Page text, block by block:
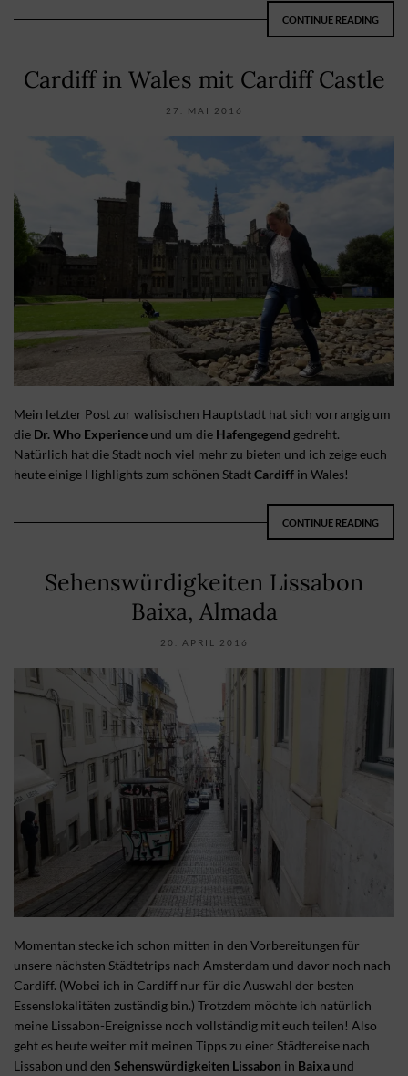
CONTINUE READING
Cardiff in Wales mit Cardiff Castle
27. MAI 2016
Mein letzter Post zur walisischen Hauptstadt hat sich vorrangig um
die Dr. Who Experience und um die Hafengegend gedreht.
Natürlich hat die Stadt noch viel mehr zu bieten und ich zeige euch
heute einige Highlights zum schönen StadtCardiff in Wales!
CONTINUE READING
Sehenswürdigkeiten Lissabon
Baixa, Almada
20. APRIL 2016
Momentan stecke ich schon mitten in den Vorbereitungen für
unsere nächsten Städtetrips nach Amsterdam und davor noch nach
Cardiff. (Wobei ich in Cardiff nur für die Auswahl der besten
Essenslokalitäten zuständig bin.) Trotzdem möchte ich natürlich
meine Lissabon-Ereignisse noch vollständig mit euch teilen! Also
geht es heute weiter mit meinen Tipps zu einer Städtereise nach
Lissabon und den Sehenswürdigkeiten Lissabon in Baixa und